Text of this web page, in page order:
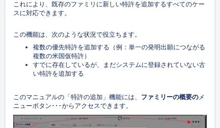
これにより、既存のファミリに新しい特許を追加するすべてのケー
スに対応できます。
この機能は、次のような状況で役立ちます。
複数の優先特許を追加する（例：単一の発明出願につながる
複数の米国仮特許）
すでに存在しているが、まだシステムに登録されていない古
い特許を追加する
このマニュアルの「特許の追加」機能には、 ファミリーの概要のメ
ニューボタン･･･からアクセスできます。